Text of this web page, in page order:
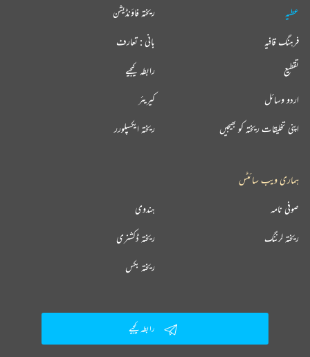
عطیہ
فرہنگ قافیہ
تقطیع
اردو وسائل
اپنی تخلیقات ریختہ کو بھیجیں
ریختہ فاؤنڈیشن
بانی : تعارف
رابطہ کیجیے
کیریئر
ریختہ ایکسپلورر
ہماری ویب سائٹس
ہندوی صوفی نامہ
ریختہ ڈکشنری ریختہ لرننگ
ریختہ بکس
رابطہ کیجیے